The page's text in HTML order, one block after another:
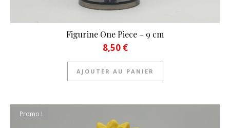
Figurine One Piece – 9 cm
8,50 €
AJOUTER AU PANIER
Promo !